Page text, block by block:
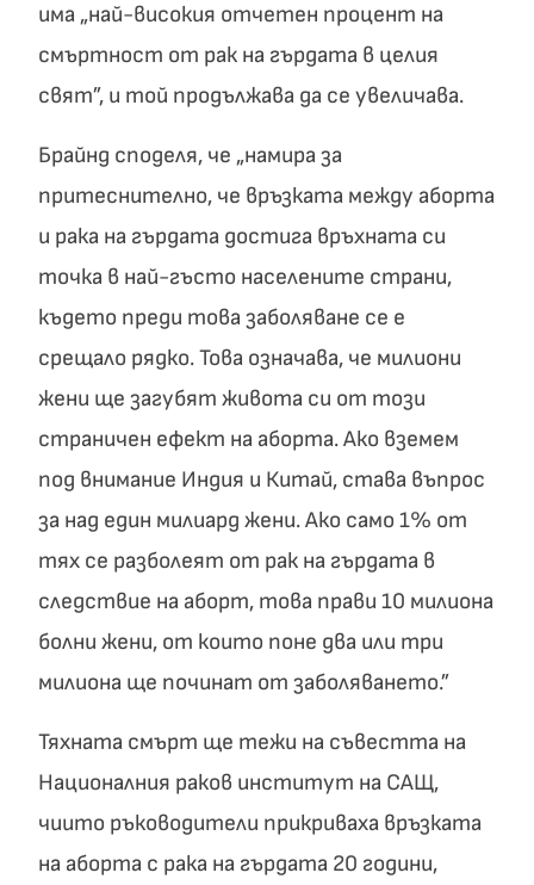
има „най-високия отчетен процент на
смъртност от рак на гърдата в целия
свят”, и той продължава да се увеличава.
Брайнд споделя, че „намира за
притеснително, че връзката между аборта
и рака на гърдата достига връхната си
точка в най-гъсто населените страни,
където преди това заболяване се е
срещало рядко. Това означава, че милиони
жени ще загубят живота си от този
страничен ефект на аборта. Ако вземем
под внимание Индия и Китай, става въпрос
за над един милиард жени. Ако само 1% от
тях се разболеят от рак на гърдата в
следствие на аборт, това прави 10 милиона
болни жени, от които поне два или три
милиона ще починат от заболяването.”
Тяхната смърт ще тежи на съвестта на
Националния раков институт на САЩ,
чиито ръководители прикриваха връзката
на аборта с рака на гърдата 20 години,